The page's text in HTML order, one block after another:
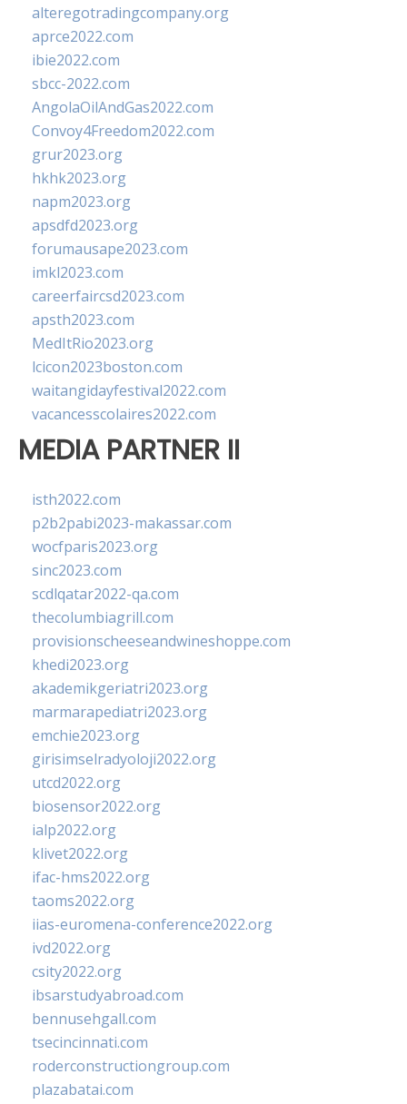
alteregotradingcompany.org
aprce2022.com
ibie2022.com
sbcc-2022.com
AngolaOilAndGas2022.com
Convoy4Freedom2022.com
grur2023.org
hkhk2023.org
napm2023.org
apsdfd2023.org
forumausape2023.com
imkl2023.com
careerfaircsd2023.com
apsth2023.com
MedItRio2023.org
lcicon2023boston.com
waitangidayfestival2022.com
vacancesscolaires2022.com
MEDIA PARTNER II
isth2022.com
p2b2pabi2023-makassar.com
wocfparis2023.org
sinc2023.com
scdlqatar2022-qa.com
thecolumbiagrill.com
provisionscheeseandwineshoppe.com
khedi2023.org
akademikgeriatri2023.org
marmarapediatri2023.org
emchie2023.org
girisimselradyoloji2022.org
utcd2022.org
biosensor2022.org
ialp2022.org
klivet2022.org
ifac-hms2022.org
taoms2022.org
iias-euromena-conference2022.org
ivd2022.org
csity2022.org
ibsarstudyabroad.com
bennusehgall.com
tsecincinnati.com
roderconstructiongroup.com
plazabatai.com